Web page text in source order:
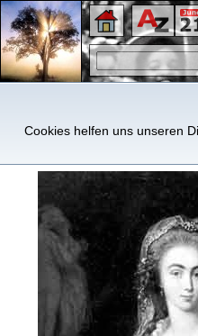
Cookies helfen uns unseren
Princess